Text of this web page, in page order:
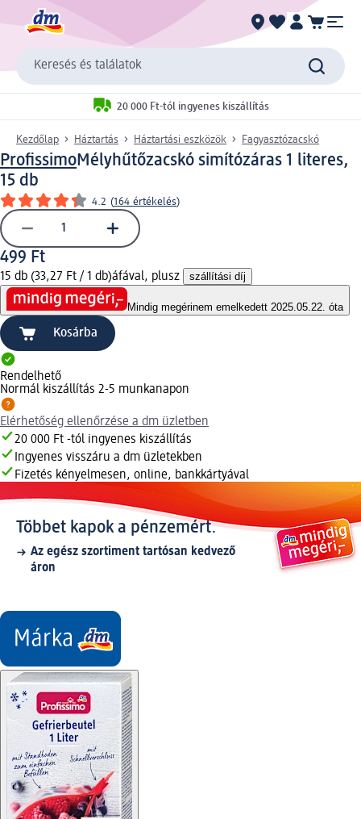
Keresés és találatok
20 000 Ft-tól ingyenes kiszállítás
Kezdőlap Háztartás Háztartási eszközök Fagyasztózacskó
ProfissimoMélyhűtőzacskó simítózáras 1 literes,
15 db
4.2 (164 értékelés)
499 Ft
15 db (33,27 Ft / 1 db)áfával, plusz szállítási díj
Mindig megérinem emelkedett 2025.05.22. óta
Kosárba
Rendelhető
Normál kiszállítás 2-5 munkanapon
Elérhetőség ellenőrzése a dm üzletben
20 000 Ft -tól ingyenes kiszállítás
Ingyenes visszáru a dm üzletekben
Fizetés kényelmesen, online, bankkártyával
Többet kapok a pénzemért.
Az egész szortiment tartósan kedvező
áron